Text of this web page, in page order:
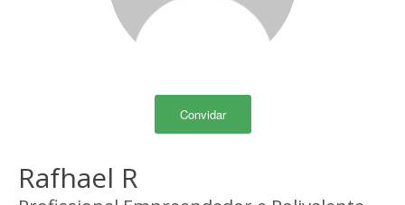
Convidar
Rafhael R